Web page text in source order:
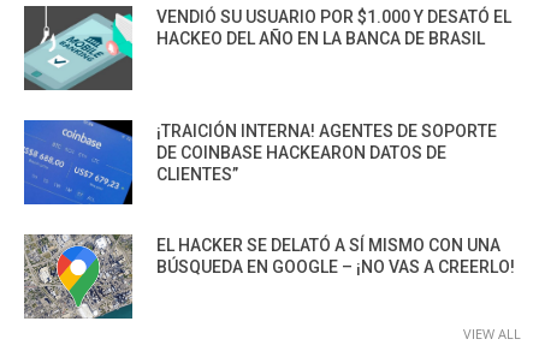
VENDIÓ SU USUARIO POR $1.000 Y DESATÓ EL
HACKEO DEL AÑO EN LA BANCA DE BRASIL
¡TRAICIÓN INTERNA! AGENTES DE SOPORTE
DE COINBASE HACKEARON DATOS DE
CLIENTES”
EL HACKER SE DELATÓ A SÍ MISMO CON UNA
BÚSQUEDA EN GOOGLE – ¡NO VAS A CREERLO!
VIEW ALL